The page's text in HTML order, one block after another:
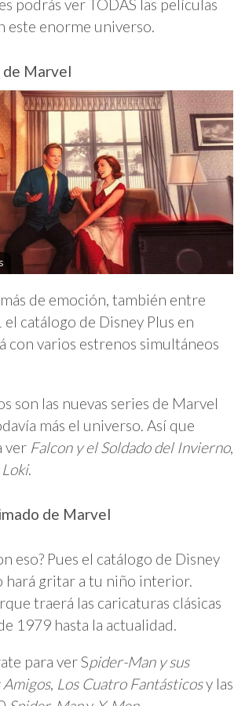
podrás ver TODAS las películas
este enorme universo.
de Marvel
de emoción, también entre
catálogo de Disney Plus en
con varios estrenos simultáneos
son las nuevas series de Marvel
más el universo. Así que
ver Falcon y el Soldado del Invierno,
Loki.
de Marvel
eso? Pues el catálogo de Disney
hará gritar a tu niño interior.
traerá las caricaturas clásicas
1979 hasta la actualidad.
para ver Spider-Man y sus
, Los Cuatro Fantásticosy las